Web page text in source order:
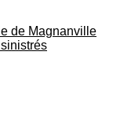
de Magnanville